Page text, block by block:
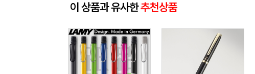
이 상품과 유사한추천상품